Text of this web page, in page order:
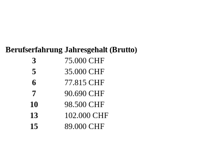
Berufserfahrung Jahresgehalt (Brutto)
3
75.000 CHF
5
35.000 CHF
6
77.815 CHF
7
90.690 CHF
10
98.500 CHF
13
102.000 CHF
15
89.000 CHF